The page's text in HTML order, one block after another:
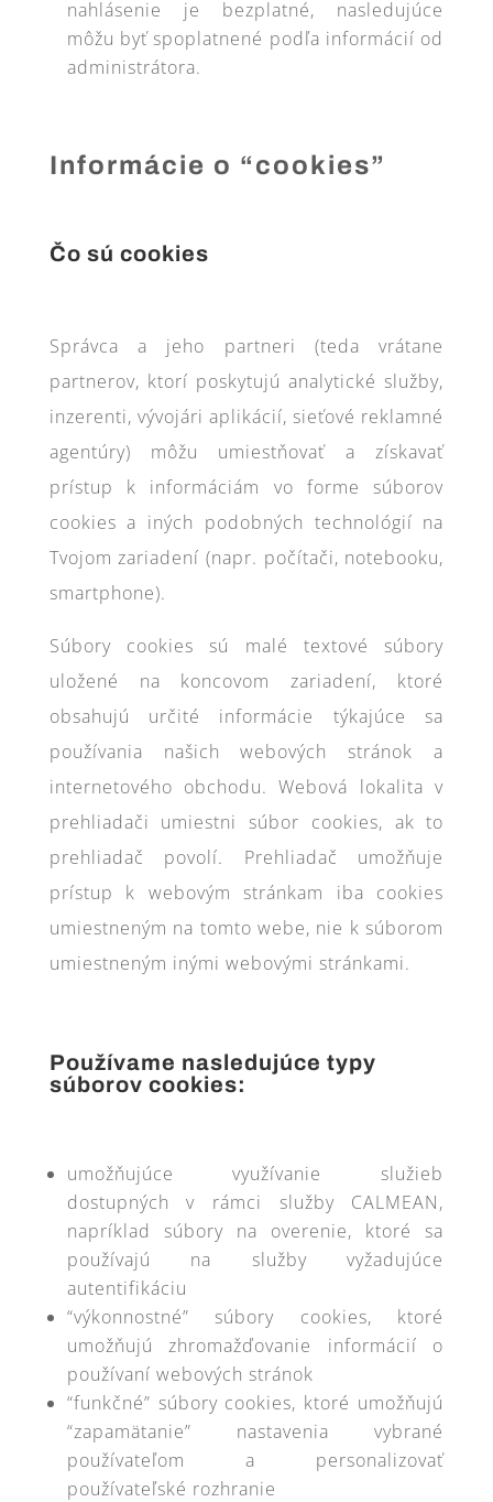
nahlásenie je bezplatné, nasledujúce
môžu byť spoplatnené podľa informácií od
administrátora.
Informácie o “cookies”
Čo sú cookies
Správca a jeho partneri (teda vrátane
partnerov, ktorí poskytujú analytické služby,
inzerenti, vývojári aplikácií, sieťové reklamné
agentúry) môžu umiestňovať a získavať
prístup k informáciám vo forme súborov
cookies a iných podobných technológií na
Tvojom zariadení (napr. počítači, notebooku,
smartphone).
Súbory cookies sú malé textové súbory
uložené na koncovom zariadení, ktoré
obsahujú určité informácie týkajúce sa
používania našich webových stránok a
internetového obchodu. Webová lokalita v
prehliadači umiestni súbor cookies, ak to
prehliadač povolí. Prehliadač umožňuje
prístup k webovým stránkam iba cookies
umiestneným na tomto webe, nie k súborom
umiestneným inými webovými stránkami.
Používame nasledujúce typy
súborov cookies:
umožňujúce využívanie služieb
dostupných v rámci služby CALMEAN,
napríklad súbory na overenie, ktoré sa
používajú na služby vyžadujúce
autentifikáciu
“výkonnostné” súbory cookies, ktoré
umožňujú zhromažďovanie informácií o
používaní webových stránok
“funkčné” súbory cookies, ktoré umožňujú
“zapamätanie” nastavenia vybrané
používateľom a personalizovať
používateľské rozhranie